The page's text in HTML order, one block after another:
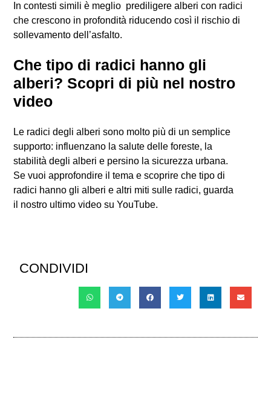
In contesti simili è meglio prediligere alberi con radici
che crescono in profondità riducendo così il rischio di
sollevamento dell’asfalto.
Che tipo di radici hanno gli
alberi? Scopri di più nel nostro
video
Le radici degli alberi sono molto più di un semplice
supporto: influenzano la salute delle foreste, la
stabilità degli alberi e persino la sicurezza urbana.
Se vuoi approfondire il tema e scoprire che tipo di
radici hanno gli alberi e altri miti sulle radici, guarda
il nostro ultimo video su YouTube.
CONDIVIDI